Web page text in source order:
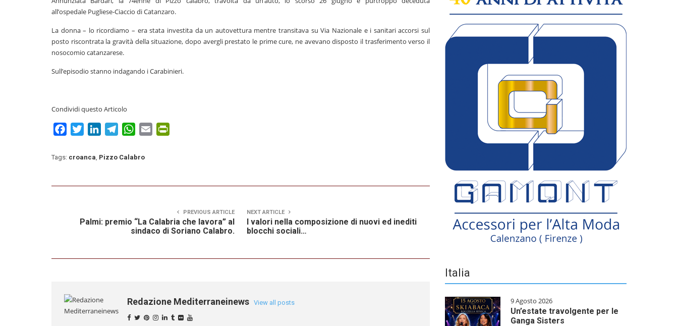
all’ospedale Pugliese-Ciaccio di Catanzaro.
La donna – lo ricordiamo – era stata investita da un autovettura mentre transitava su Via Nazionale e i sanitari accorsi sul
posto riscontrata la gravità della situazione, dopo avergli prestato le prime cure, ne avevano disposto il trasferimento verso il
nosocomio catanzarese.
Sull’episodio stanno indagando i Carabinieri.
Condividi questo Articolo
FacebookTwitterLinkedInTelegramWhatsApp
Email
Tags: croanca, Pizzo Calabro
PREVIOUS ARTICLE
Palmi: premio “La Calabria che lavora” al
sindaco di Soriano Calabro.
NEXT ARTICLE
I valori nella composizione di nuovi ed inediti
blocchi sociali…
Redazione Mediterraneinews View all posts
Italia
9 Agosto 2026
Un’estate travolgente per le
Ganga Sisters